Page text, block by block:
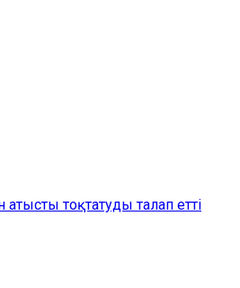
тоқтатуды талап етті